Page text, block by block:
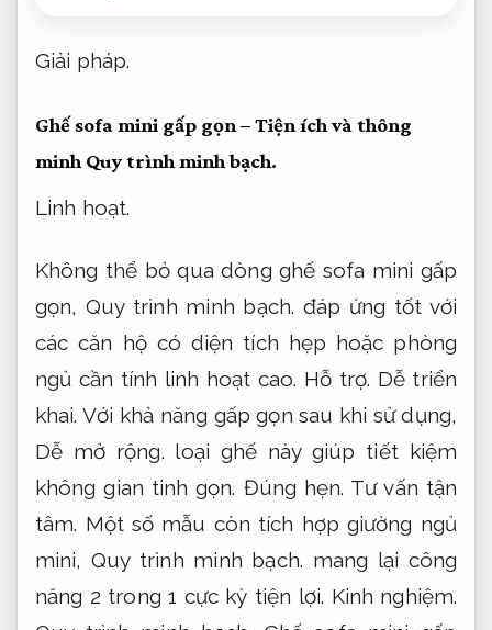
Giải pháp.
Ghế sofa mini gấp gọn – Tiện ích và thông
minh Quy trình minh bạch.
Linh hoạt.
Không thể bỏ qua dòng ghế sofa mini gấp
gọn,Quy trình minh bạch. đáp ứng tốt với
các căn hộ có diện tích hẹp hoặc phòng
ngủ cần tính linh hoạt cao. Hỗ trợ. Dễ triển
khai. Với khả năng gấp gọn sau khi sử dụng,
Dễ mở rộng. loại ghế này giúp tiết kiệm
không gian tinh gọn. Đúng hẹn. Tư vấn tận
tâm. Một số mẫu còn tích hợp giường ngủ
mini,Quy trình minh bạch. mang lại công
năng 2 trong 1 cực kỳ tiện lợi. Kinh nghiệm.